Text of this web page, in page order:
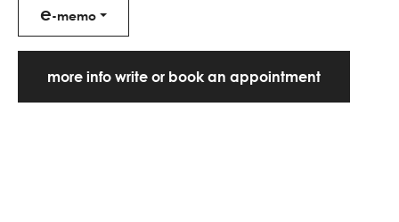
e-memo
more info write or book an appointment